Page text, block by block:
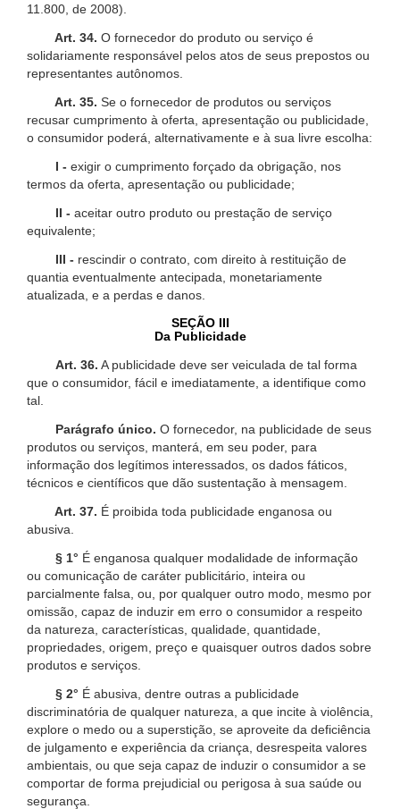
11.800, de 2008).
Art. 34. O fornecedor do produto ou serviço é
solidariamente responsável pelos atos de seus prepostos ou
representantes autônomos.
Art. 35. Se o fornecedor de produtos ou serviços
recusar cumprimento à oferta, apresentação ou publicidade,
o consumidor poderá, alternativamente e à sua livre escolha:
I - exigir o cumprimento forçado da obrigação, nos
termos da oferta, apresentação ou publicidade;
II - aceitar outro produto ou prestação de serviço
equivalente;
III - rescindir o contrato, com direito à restituição de
quantia eventualmente antecipada, monetariamente
atualizada, e a perdas e danos.
SEÇÃO III
Da Publicidade
Art. 36. A publicidade deve ser veiculada de tal forma
que o consumidor, fácil e imediatamente, a identifique como
tal.
Parágrafo único. O fornecedor, na publicidade de seus
produtos ou serviços, manterá, em seu poder, para
informação dos legítimos interessados, os dados fáticos,
técnicos e científicos que dão sustentação à mensagem.
Art. 37. É proibida toda publicidade enganosa ou
abusiva.
§ 1° É enganosa qualquer modalidade de informação
ou comunicação de caráter publicitário, inteira ou
parcialmente falsa, ou, por qualquer outro modo, mesmo por
omissão, capaz de induzir em erro o consumidor a respeito
da natureza, características, qualidade, quantidade,
propriedades, origem, preço e quaisquer outros dados sobre
produtos e serviços.
§ 2° É abusiva, dentre outras a publicidade
discriminatória de qualquer natureza, a que incite à violência,
explore o medo ou a superstição, se aproveite da deficiência
de julgamento e experiência da criança, desrespeita valores
ambientais, ou que seja capaz de induzir o consumidor a se
comportar de forma prejudicial ou perigosa à sua saúde ou
segurança.